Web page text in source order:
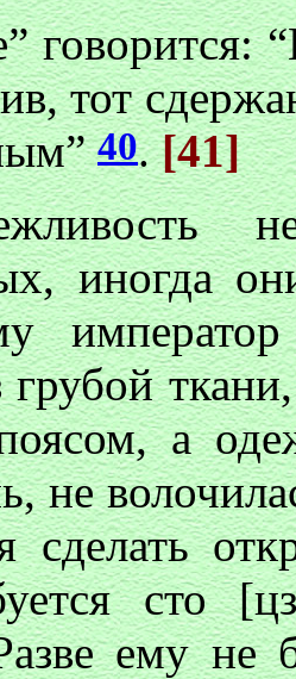
тот
40.[41]
иногда
а
не
сделать
сто
ему не